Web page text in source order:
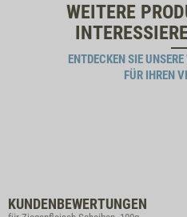
WEITERE
ENTDECKEN SIE
FÜR IHREN
KUNDENBEWERTUNGEN